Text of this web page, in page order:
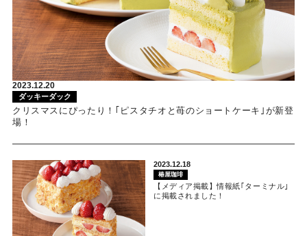
2023.12.20
ダッキーダック
クリスマスにぴったり！｢ピスタチオと苺のショートケーキ｣が新登
場！
2023.12.18
椿屋珈琲
【メディア掲載】情報紙｢ターミナル｣
に掲載されました！